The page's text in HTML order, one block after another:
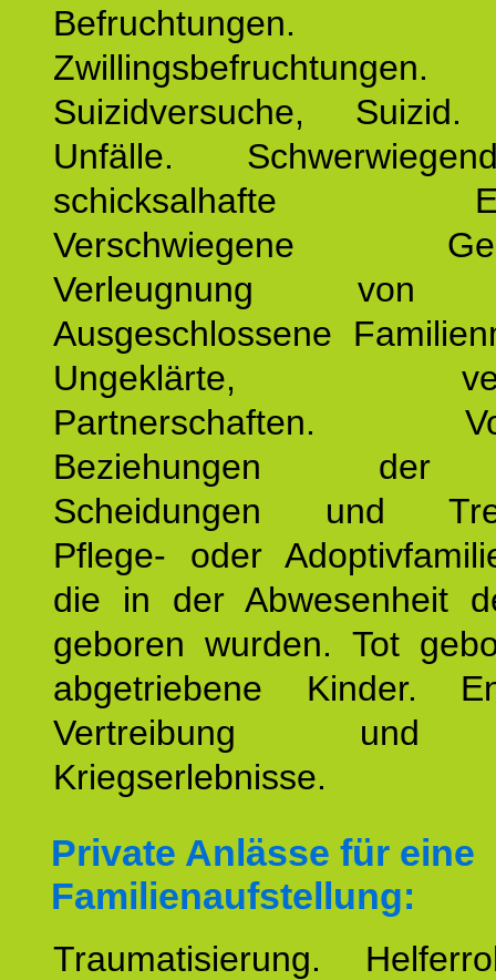
Befruchtungen.
Zwillingsbefruchtungen.
Suizidversuche, Suizid.
Unfälle.
schicksalhafte
Verschwiegene
Verleugnung von
Ausgeschlossene
Ungeklärte,
Partnerschaften.
Beziehungen der
Scheidungen und
Pflege- oder
die in der Abwesenheit
geboren wurden. Tot
abgetriebene Kinder.
Vertreibung und
Kriegserlebnisse.
Private Anlässe für eine
Familienaufstellung:
Traumatisierung.